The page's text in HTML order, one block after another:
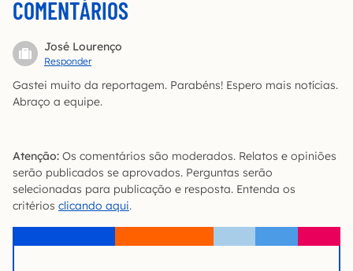
COMENTÁRIOS
José Lourenço
Responder
Gastei muito da reportagem. Parabéns! Espero mais notícias.
Abraço a equipe.
Atenção: Os comentários são moderados. Relatos e opiniões
serão publicados se aprovados. Perguntas serão
selecionadas para publicação e resposta. Entenda os
critérios clicando aqui.